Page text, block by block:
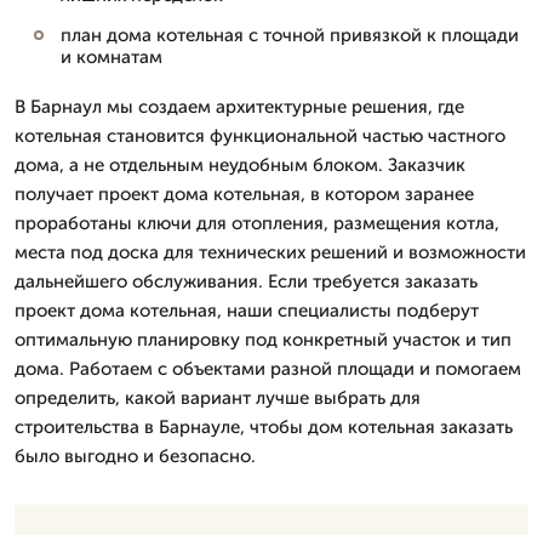
план дома котельная с точной привязкой к площади
и комнатам
В Барнаул мы создаем архитектурные решения, где
котельная становится функциональной частью частного
дома, а не отдельным неудобным блоком. Заказчик
получает проект дома котельная, в котором заранее
проработаны ключи для отопления, размещения котла,
места под доска для технических решений и возможности
дальнейшего обслуживания. Если требуется заказать
проект дома котельная, наши специалисты подберут
оптимальную планировку под конкретный участок и тип
дома. Работаем с объектами разной площади и помогаем
определить, какой вариант лучше выбрать для
строительства в Барнауле, чтобы дом котельная заказать
было выгодно и безопасно.